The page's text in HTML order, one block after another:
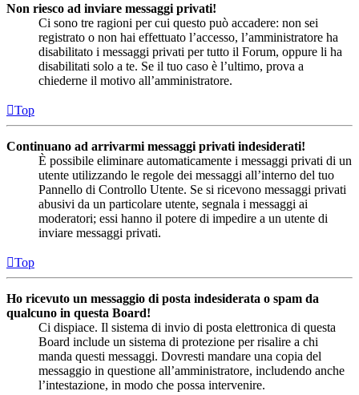
Non riesco ad inviare messaggi privati!
Ci sono tre ragioni per cui questo può accadere: non sei
registrato o non hai effettuato l’accesso, l’amministratore ha
disabilitato i messaggi privati per tutto il Forum, oppure li ha
disabilitati solo a te. Se il tuo caso è l’ultimo, prova a
chiederne il motivo all’amministratore.
Top
Continuano ad arrivarmi messaggi privati indesiderati!
È possibile eliminare automaticamente i messaggi privati ​​di un
utente utilizzando le regole dei messaggi all’interno del tuo
Pannello di Controllo Utente. Se si ricevono messaggi privati ​​
abusivi da un particolare utente, segnala i messaggi ai
moderatori; essi hanno il potere di impedire a un utente di
inviare messaggi privati​​.
Top
Ho ricevuto un messaggio di posta indesiderata o spam da
qualcuno in questa Board!
Ci dispiace. Il sistema di invio di posta elettronica di questa
Board include un sistema di protezione per risalire a chi
manda questi messaggi. Dovresti mandare una copia del
messaggio in questione all’amministratore, includendo anche
l’intestazione, in modo che possa intervenire.